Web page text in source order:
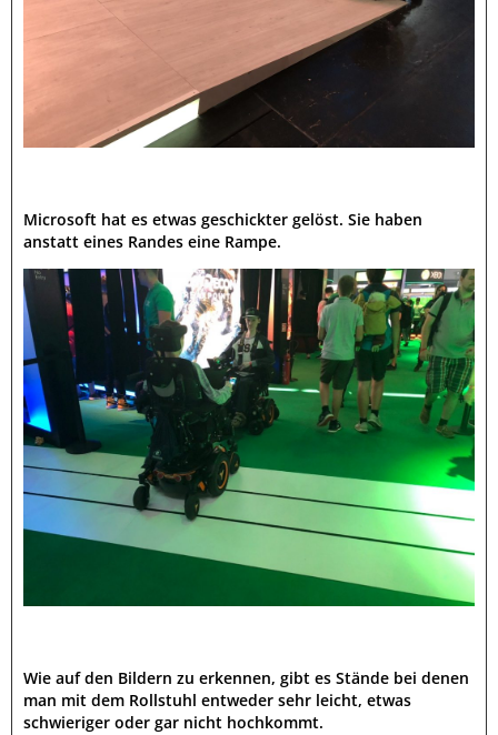
Microsoft hat es etwas geschickter gelöst. Sie haben
anstatt eines Randes eine Rampe.
Wie auf den Bildern zu erkennen, gibt es Stände bei denen
man mit dem Rollstuhl entweder sehr leicht, etwas
schwieriger oder gar nicht hochkommt.